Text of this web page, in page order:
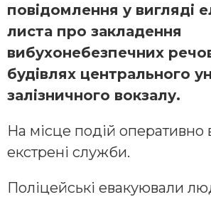
повідомлення у вигляді
листа про закладення
вибухонебезпечних
будівлях центрального
залізничного вокзалу.
На місце подій оперативно
екстрені служби.
Поліцейські евакуювали